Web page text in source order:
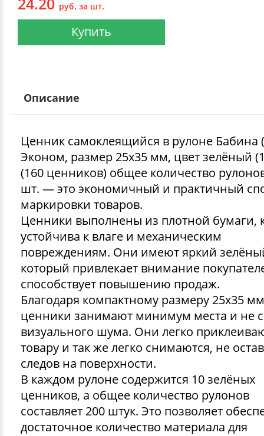
руб. за шт.
Купить
Описание
Ценник самоклеящийся в рулоне Бабина
Эконом, размер 25x35 мм, цвет зелёный
(160 ценников) общее количество
шт. — это экономичный и практичный
маркировки товаров.
Ценники выполнены из плотной бумаги,
устойчива к влаге и механическим
повреждениям. Они имеют яркий
который привлекает внимание
способствует повышению продаж.
Благодаря компактному размеру 25x35
ценники занимают минимум места и не
визуального шума. Они легко
товару и так же легко снимаются, не
следов на поверхности.
В каждом рулоне содержится 10 зелёных
ценников, а общее количество рулонов
составляет 200 штук. Это позволяет
достаточное количество материала для